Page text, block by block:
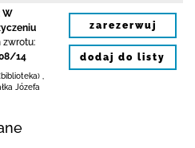
W
zwrotu:
14
Józefa
zarezerwuj
dodaj do listy